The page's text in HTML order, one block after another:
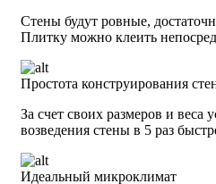
Стены будут ровные,
Плитку можно клеить
Простота конструирования
За счет своих размеров и веса
возведения стены в 5 раз
Идеальный микроклимат